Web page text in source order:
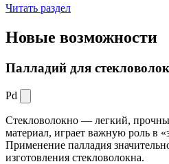
Читать раздел
Новые возможности
Палладий для
Pd
Стекловолокно — легкий,
материал, играет важную роль в
Применение палладия
изготовления стекловолокна.